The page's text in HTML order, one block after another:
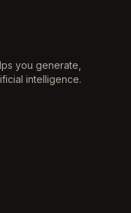
you generate,
intelligence.